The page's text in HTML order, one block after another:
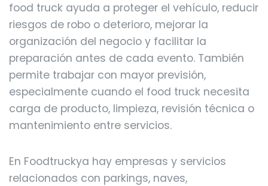
food truck ayuda a proteger el vehículo, reducir
riesgos de robo o deterioro, mejorar la
organización del negocio y facilitar la
preparación antes de cada evento. También
permite trabajar con mayor previsión,
especialmente cuando el food truck necesita
carga de producto, limpieza, revisión técnica o
mantenimiento entre servicios.
En Foodtruckya hay empresas y servicios
relacionados con parkings, naves,